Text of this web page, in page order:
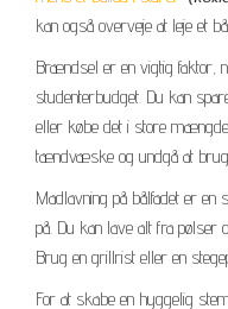
kan også overveje at leje et
Brændsel er en vigtig faktor,
studenterbudget. Du kan
eller købe det i store
tændvæske og undgå at
Madlavning på bålfadet er
på. Du kan lave alt fra
Brug en grillrist eller en
For at skabe en hyggelig